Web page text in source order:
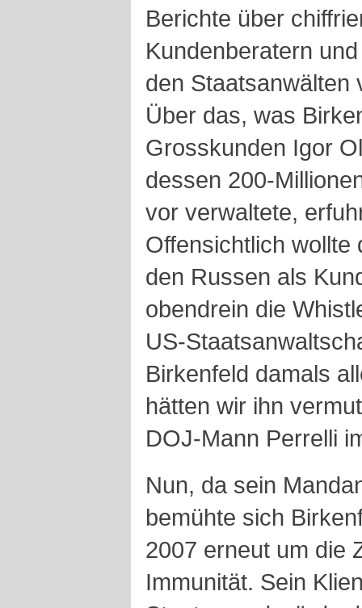
Berichte über
Kundenberatern
den Staatsanwälten
Über das, was
Grosskunden Igor
dessen 200-
vor verwaltete,
Offensichtlich wollte
den Russen als
obendrein die
US-
Birkenfeld damals
hätten wir ihn
DOJ-Mann Perrelli
Nun, da sein
bemühte sich
2007 erneut um die
Immunität. Sein